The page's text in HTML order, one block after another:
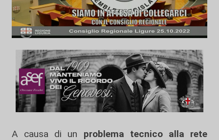
A causa di un problema tecnico alla rete